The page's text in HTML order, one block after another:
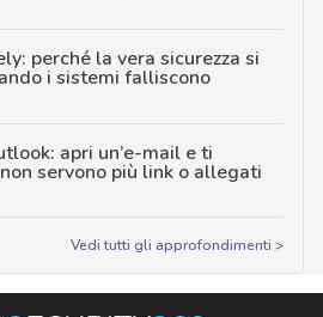
perché la vera sicurezza si
i sistemi falliscono
apri un’e-mail e ti
servono più link o allegati
Vedi tutti gli approfondimenti >